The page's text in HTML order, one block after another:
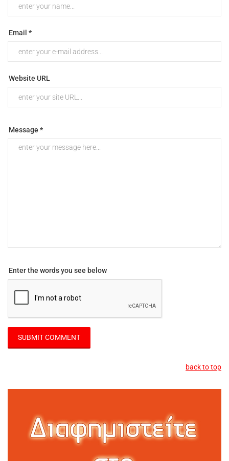
Email *
Website URL
Message *
Enter the words you see below
back to top